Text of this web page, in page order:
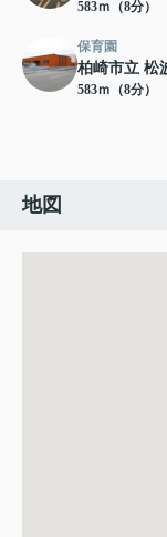
583ｍ（8分）
保育園
柏崎市立 松
583ｍ（8分）
地図